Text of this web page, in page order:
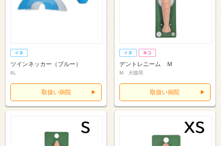
ツインネッカー（ブルー）
6L
取扱い病院
デントレニーム Ｍ
M 犬猫用
取扱い病院